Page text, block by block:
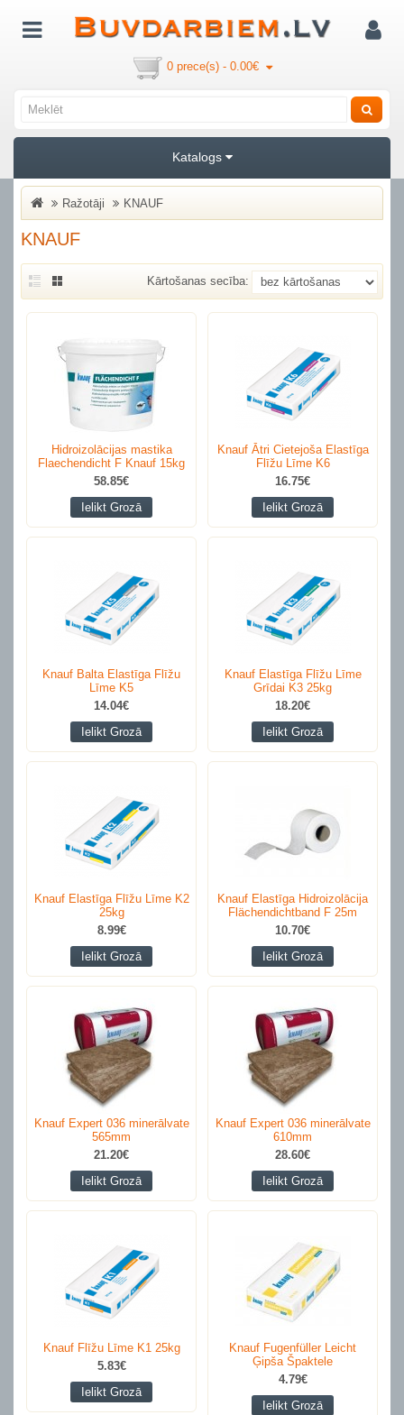
0 prece(s) - 0.00€
Katalogs
Ražotāji KNAUF
KNAUF
Kārtošanas secība:
Hidroizolācijas mastika
Flaechendicht F Knauf 15kg
58.85€
Ielikt Grozā
Knauf Ātri Cietejoša Elastīga
Flīžu Līme K6
16.75€
Ielikt Grozā
Knauf Balta Elastīga Flīžu
Līme K5
14.04€
Ielikt Grozā
Knauf Elastīga Flīžu Līme
Grīdai K3 25kg
18.20€
Ielikt Grozā
Knauf Elastīga Flīžu Līme K2
25kg
8.99€
Ielikt Grozā
Knauf Elastīga Hidroizolācija
Flächendichtband F 25m
10.70€
Ielikt Grozā
Knauf Expert 036 minerālvate
565mm
21.20€
Ielikt Grozā
Knauf Expert 036 minerālvate
610mm
28.60€
Ielikt Grozā
Knauf Flīžu Līme K1 25kg
5.83€
Ielikt Grozā
Knauf Fugenfüller Leicht
Ģipša Špaktele
4.79€
Ielikt Grozā